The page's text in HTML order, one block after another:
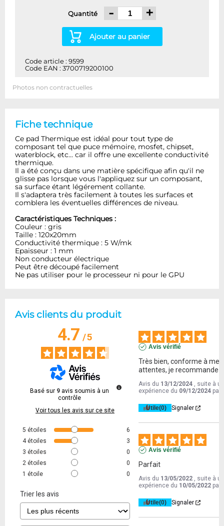
Quantité - +
Ajouter au panier
Code article : 9599
Code EAN : 3700719200100
Photos non contractuelles
Fiche technique
Ce pad Thermique est idéal pour tout type de
composant tel que puce mémoire, mosfet, chipset,
waterblock, etc... car il offre une excellente conductivité
thermique.
Il a été conçu dans une matière spécifique afin qu'il ne
glisse pas lorsque vous l'appliquez sur un composant,
sa surface étant légérement collante.
Il s'adaptera très facilement à toutes les surfaces et
comblera les éventuelles différences de niveau.
Caractéristiques Techniques :
Couleur : gris
Taille : 120x20mm
Conductivité thermique : 5 W/mk
Epaisseur : 1 mm
Non conducteur électrique
Peut être découpé facilement
Ne pas utiliser pour le processeur ni pour le GPU
Avis clients du produit
4.7/5
Basé sur 9 avis soumis à un
contrôle
Voir tous les avis sur ce site
5 étoiles
6
4 étoiles
3
3 étoiles
0
2 étoiles
0
1 étoile 0
Trier les avis
Avis vérifié
Très bien, conforme à mes
attentes, je recommande !
Avis du 13/12/2024 , suite à
expérience du 09/12/2024 par
Utile(0) Signaler
Avis vérifié
Parfait
Avis du 13/05/2022 , suite à
expérience du 10/05/2022 par
Utile(0) Signaler